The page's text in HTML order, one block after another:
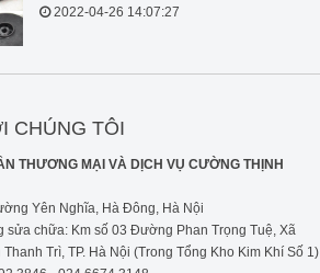
2022-04-26 14:07:27
CHÚNG TÔI
THƯƠNG MẠI VÀ DỊCH VỤ CƯỜNG THỊNH
Yên Nghĩa, Hà Đông, Hà Nội
sửa chữa: Km số 03 Đường Phan Trọng Tuệ, Xã
Trì, TP. Hà Nội (Trong Tổng Kho Kim Khí Số 1)